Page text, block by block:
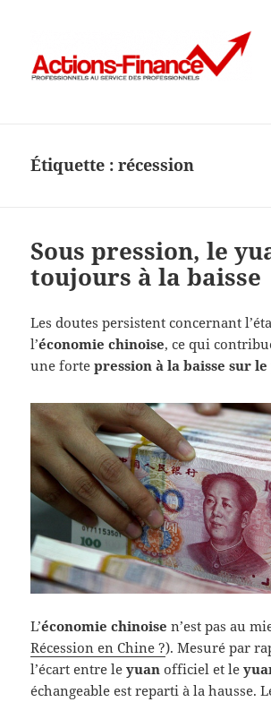
Étiquette :récession
Sous pression, le
toujours à la baisse
Les doutes persistent concernant
l’économie chinoise, ce qui
une fortepression à la baisse sur
L’économie chinoise n’est pas au
Récession en Chine ?). Mesuré par
l’écart entre leyuan officiel et le
échangeable est reparti à la hausse.